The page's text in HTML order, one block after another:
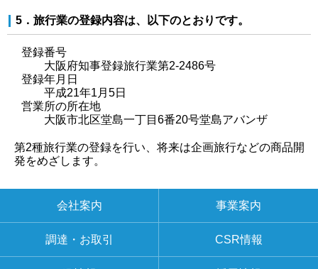
5．旅行業の登録内容は、以下のとおりです。
登録番号
大阪府知事登録旅行業第2-2486号
登録年月日
平成21年1月5日
営業所の所在地
大阪市北区堂島一丁目6番20号堂島アバンザ
第2種旅行業の登録を行い、将来は企画旅行などの商品開
発をめざします。
会社案内 事業案内
調達・お取引 CSR情報